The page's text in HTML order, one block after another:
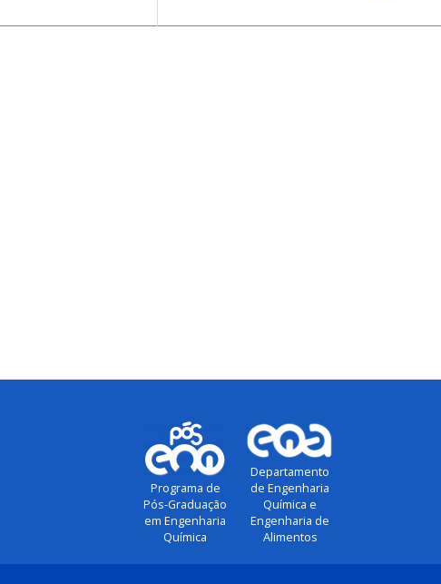
Programa de
Pós-Graduação
em Engenharia
Química
Departamento
de Engenharia
Química e
Engenharia de
Alimentos